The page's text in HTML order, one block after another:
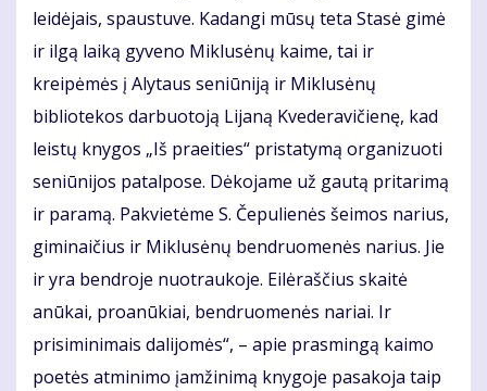
leidėjais, spaustuve. Kadangi mūsų teta Stasė gimė
ir ilgą laiką gyveno Miklusėnų kaime, tai ir
kreipėmės į Alytaus seniūniją ir Miklusėnų
bibliotekos darbuotoją Lijaną Kvederavičienę, kad
leistų knygos „Iš praeities“ pristatymą organizuoti
seniūnijos patalpose. Dėkojame už gautą pritarimą
ir paramą. Pakvietėme S. Čepulienės šeimos narius,
giminaičius ir Miklusėnų bendruomenės narius. Jie
ir yra bendroje nuotraukoje. Eilėraščius skaitė
anūkai, proanūkiai, bendruomenės nariai. Ir
prisiminimais dalijomės“, – apie prasmingą kaimo
poetės atminimo įamžinimą knygoje pasakoja taip